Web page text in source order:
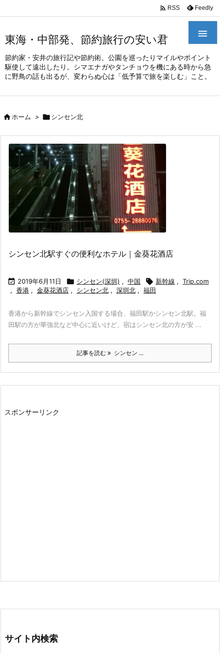
東海・中部発、節約旅行の安い君
節約家・安井の旅行記や節約術。公園を巡ったりマイルやポイント
駆使して遠出したり。シマエナガやタンチョウを機にある時から急
に野鳥の話も出るが、変わらぬ心は「低予算で旅を楽しむ」こと。

 RSS Feedly
ホーム > シンセン北
シンセン北駅すぐの便利なホテル｜金葵花酒店
 2019年6月11日  シンセン(深圳) , 中国  新幹線 , Trip.com
, 香港 , 金葵花酒店 , シンセン北 , 深圳北 , 福田
香港から新幹線でシンセン入国する場合、福田駅かシンセン北駅。福
田駅の方が華強北など中心に近いけど、宿はシンセン北の方が安 ...
記事を読む シンセン ...
スポンサーリンク
サイト内検索